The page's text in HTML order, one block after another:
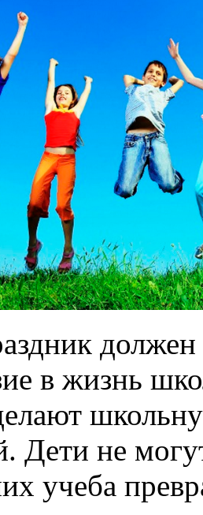
должен
в жизнь
Дети не
учеба